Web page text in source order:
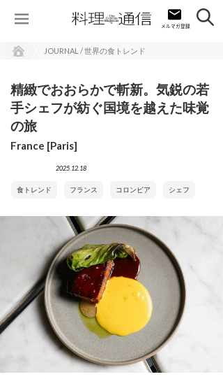
JOURNAL / 世界の食トレンド
精緻でおおらかで斬新。気鋭の若
手シェフが紡ぐ国境を越えた味覚
の旅
France [Paris]
2025.12.18
食トレンド フランス コロンビア シェフ